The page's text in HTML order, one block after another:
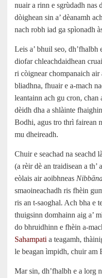
nuair a rinn e sgrùdadh nas
dòighean sin a’ dèanamh
nach robh iad ga spìonadh
Leis a’ bhuil seo,
diofar chleachdaidhean
ri còignear chompanaich air
bliadhna, fhuair e a‑mach
leantainn ach gu cron, chan
dèidh dha a shlàinte
Bodhi, agus tro thrì fairean
mu dheireadh.
Chuir e seachad na seachd
(a rèir dè an traidisean a th’
eòlais air aoibhneas
smaoineachadh ris fhèin
ris an t‑saoghal. Ach bha e
thuigsinn domhainn aig a’
do bhruidhinn e fhèin
Sahampati a teagamh,
le beagan ìmpidh, chuir am
Mar sin, dh’fhalbh e a lorg